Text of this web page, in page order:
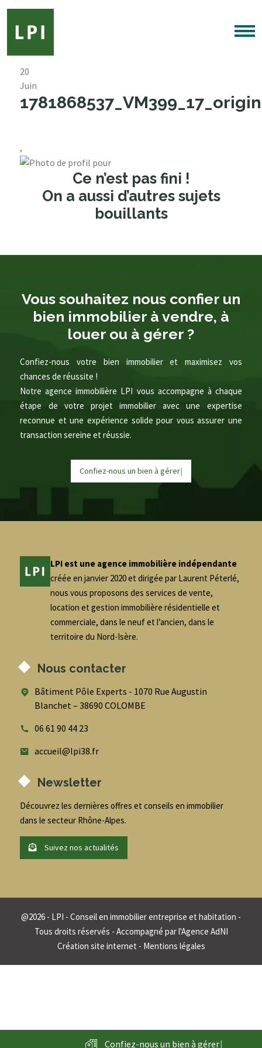
20
Juin
,
Ce n’est pas fini !
On a aussi d’autres sujets
bouillants
Vous souhaitez nous confier un
bien immobilier à vendre, à
louer ou à gérer ?
Confiez-nous votre bien immobilier et maximisez vos
chances de réussite !
Notre agence immobilière LPI vous accompagne à chaque
étape de votre projet immobilier avec une expertise
reconnue et une expérience solide pour vous assurer une
transaction sereine et réussie.
Confiez-nous un bien à gérer|
LPI est une agence immobilière indépendante
créée en janvier 2020 et dirigée par Laurent Péterlé,
nous vous proposons des services de vente,
location et gestion immobilière résidentielle et
commerciale, dans le neuf et l’ancien, dans le
territoire du Nord-Isère.
Nous contacter
Bâtiment Pôle Experts - 1070 Rue Augustin
Blanchet – 38690 COLOMBE
06 61 90 44 23
accueil@lpi38.fr
Newsletter
Découvrez les dernières offres et conseils en immobilier
dans le secteur Rhône-Alpes.
Suivez nos actualités
@2026 - LPI - Conseil en immobilier entreprise et habitation -
Tous droits réservés - Accompagné parl'Agence AdNI
Création site internet - Mentions légales
Confiez-nous un bien à gérer|